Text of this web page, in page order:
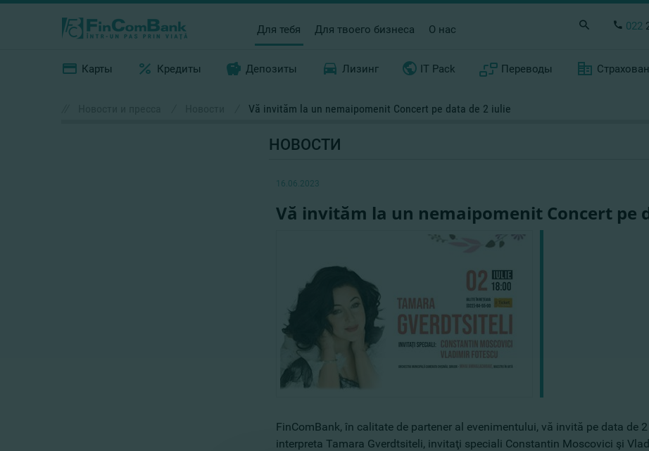
Для тебя Для твоего бизнеса О нас 022
Карты Кредиты Депозиты Лизинг IT Pack Переводы
Vă invităm la un nemaipomenit Concert pe data de 2 iulie
НОВОСТИ
16.06.2023
Vă invităm la un nemaipomenit Concert pe
FinComBank, în calitate de partener al evenimentului, vă invită pe data de
interpreta Tamara Gverdtsiteli, invitaţi speciali Constantin Moscovici şi